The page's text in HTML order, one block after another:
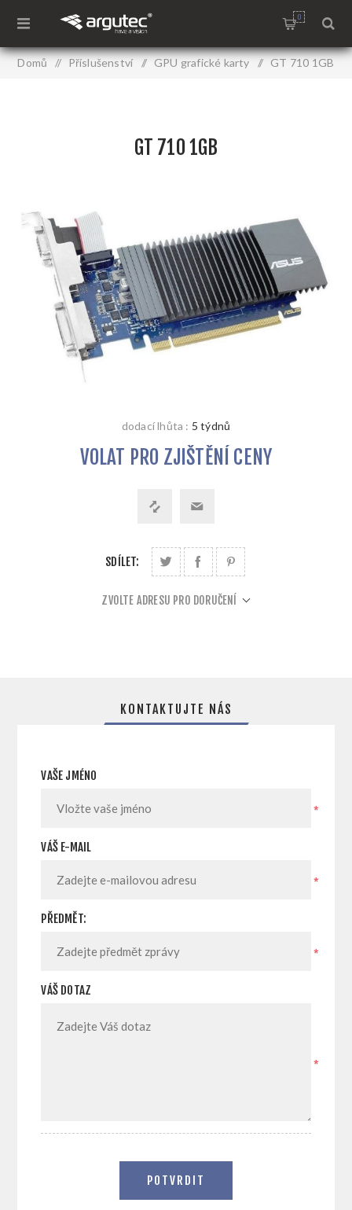
0
Domů / Příslušenství / GPU grafické karty / GT 710 1GB
GT 710 1GB
dodací lhůta : 5 týdnů
VOLAT PRO ZJIŠTĚNÍ CENY
SDÍLET:
ZVOLTE ADRESU PRO DORUČENÍ
KONTAKTUJTE NÁS
VAŠE JMÉNO
*
VÁŠ E-MAIL
*
PŘEDMĚT:
*
VÁŠ DOTAZ
*
POTVRDIT